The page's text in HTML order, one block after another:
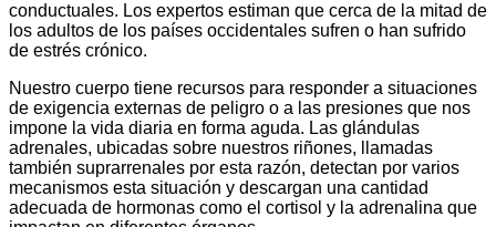
conductuales. Los expertos estiman que cerca de la mitad de
los adultos de los países occidentales sufren o han sufrido
de estrés crónico.
Nuestro cuerpo tiene recursos para responder a situaciones
de exigencia externas de peligro o a las presiones que nos
impone la vida diaria en forma aguda. Las glándulas
adrenales, ubicadas sobre nuestros riñones, llamadas
también suprarrenales por esta razón, detectan por varios
mecanismos esta situación y descargan una cantidad
adecuada de hormonas como el cortisol y la adrenalina que